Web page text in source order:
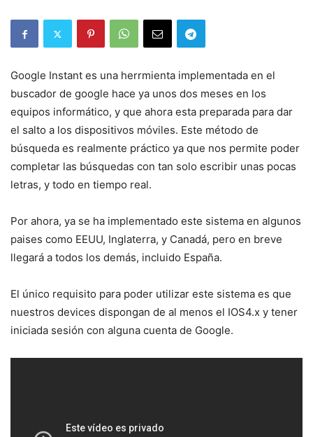
Google Instant es una herrmienta implementada en el
buscador de google hace ya unos dos meses en los
equipos informático, y que ahora esta preparada para dar
el salto a los dispositivos móviles. Este método de
búsqueda es realmente práctico ya que nos permite poder
completar las búsquedas con tan solo escribir unas pocas
letras, y todo en tiempo real.
Por ahora, ya se ha implementado este sistema en algunos
paises como EEUU, Inglaterra, y Canadá, pero en breve
llegará a todos los demás, incluido España.
El único requisito para poder utilizar este sistema es que
nuestros devices dispongan de al menos el IOS4.x y tener
iniciada sesión con alguna cuenta de Google.